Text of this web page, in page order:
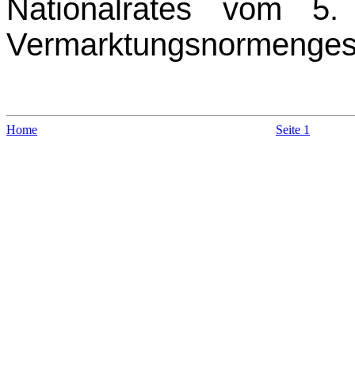
Nationalrates vom
Home Seite 1